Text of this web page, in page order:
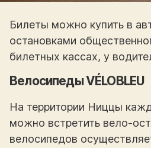
Билеты можно купить в
остановками
билетных кассах, у
Велосипеды VÉLOBLEU
На территории Ниццы
можно встретить вело-
велосипедов